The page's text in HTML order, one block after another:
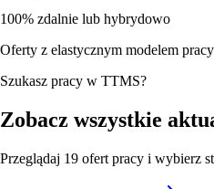
100% zdalnie lub hybrydowo
Oferty z elastycznym modelem pracy
Szukasz pracy w TTMS?
Zobacz wszystkie
Przeglądaj 19 ofert pracy i wybierz